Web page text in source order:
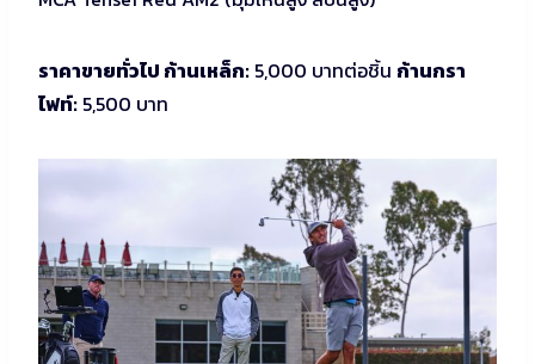
ราคาขายทั่วไป ก้านเหล็ก: 5,000 บาทต่อชิ้น ก้านกรา
ไฟท์: 5,500 บาท